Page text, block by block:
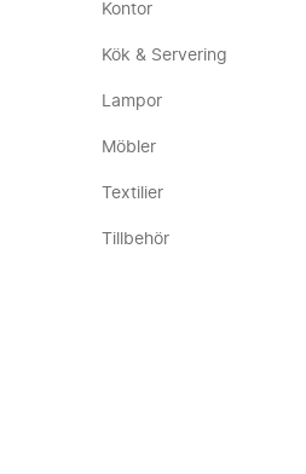
Kontor
Kök & Servering
Lampor
Möbler
Textilier
Tillbehör